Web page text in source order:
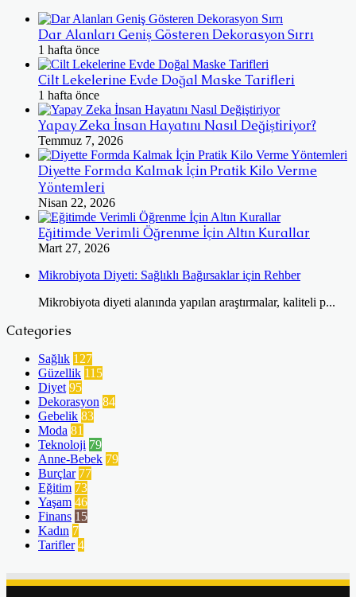
Dar Alanları Geniş Gösteren Dekorasyon Sırrı
1 hafta önce
Cilt Lekelerine Evde Doğal Maske Tarifleri
1 hafta önce
Yapay Zeka İnsan Hayatını Nasıl Değiştiriyor?
Temmuz 7, 2026
Diyette Formda Kalmak İçin Pratik Kilo Verme
Yöntemleri
Nisan 22, 2026
Eğitimde Verimli Öğrenme İçin Altın Kurallar
Mart 27, 2026
Mikrobiyota Diyeti: Sağlıklı Bağırsaklar için Rehber
Mikrobiyota diyeti alanında yapılan araştırmalar, kaliteli p...
Categories
Sağlık 127
Güzellik 115
Diyet 95
Dekorasyon 84
Gebelik 83
Moda 81
Teknoloji 79
Anne-Bebek 79
Burçlar 77
Eğitim 73
Yaşam 46
Finans 15
Kadın 7
Tarifler 4